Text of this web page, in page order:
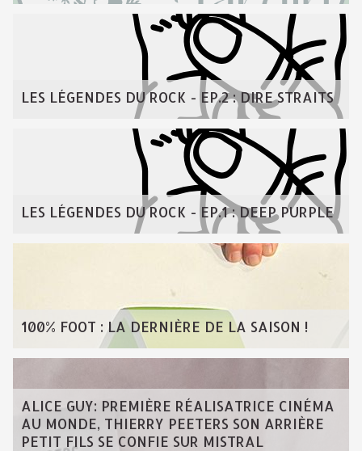
LES LÉGENDES DU ROCK - EP.2 : DIRE STRAITS
LES LÉGENDES DU ROCK - EP.1 : DEEP PURPLE
100% FOOT : LA DERNIÈRE DE LA SAISON !
ALICE GUY: PREMIÈRE RÉALISATRICE CINÉMA
AU MONDE, THIERRY PEETERS SON ARRIÈRE
PETIT FILS SE CONFIE SUR MISTRAL